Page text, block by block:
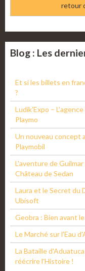
retour
Blog : Les
Et si les billets en
?
Ludik'Expo –
Playmo
Un nouveau concept
Playmobil
L'aventure de
Château de Sedan
Laura et le Secret du
Ubisoft
Geobra : Bien avant
Le Marché sur l'Eau
La Bataille
réécrire l'Histoire !